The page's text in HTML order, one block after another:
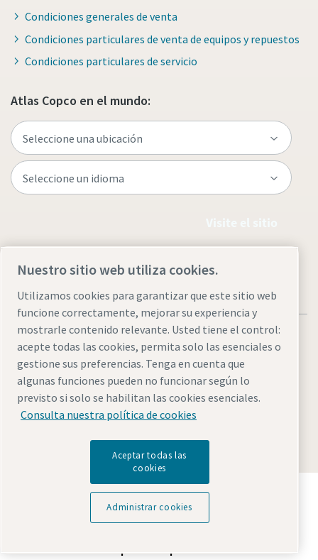
Condiciones generales de venta
Condiciones particulares de venta de equipos y repuestos
Condiciones particulares de servicio
Atlas Copco en el mundo:
Legal & Privacy NoticesAdministrar cookiesAccesibilidad
Sitemap
© 2026 Atlas Copco AB
Descubre cómo Atlas Copco Group impulsa la
tecnología que transforma el futuro.
Visita la web de Atlas Copco Group
Nuestro sitio web utiliza cookies.
Utilizamos cookies para garantizar que este sitio web
funcione correctamente, mejorar su experiencia y
mostrarle contenido relevante. Usted tiene el control:
acepte todas las cookies, permita solo las esenciales o
gestione sus preferencias. Tenga en cuenta que
algunas funciones pueden no funcionar según lo
previsto si solo se habilitan las cookies esenciales.
Consulta nuestra política de cookies
Aceptar todas las
cookies
Administrar cookies